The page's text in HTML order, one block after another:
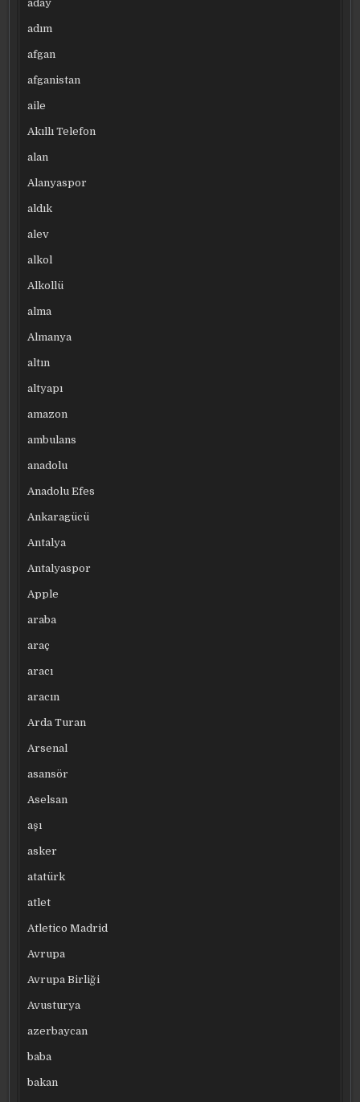
aday
adım
afgan
afganistan
aile
Akıllı Telefon
alan
Alanyaspor
aldık
alev
alkol
Alkollü
alma
Almanya
altın
altyapı
amazon
ambulans
anadolu
Anadolu Efes
Ankaragücü
Antalya
Antalyaspor
Apple
araba
araç
aracı
aracın
Arda Turan
Arsenal
asansör
Aselsan
aşı
asker
atatürk
atlet
Atletico Madrid
Avrupa
Avrupa Birliği
Avusturya
azerbaycan
baba
bakan